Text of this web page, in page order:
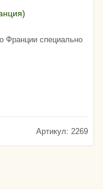
Франции специально
Артикул: 2269